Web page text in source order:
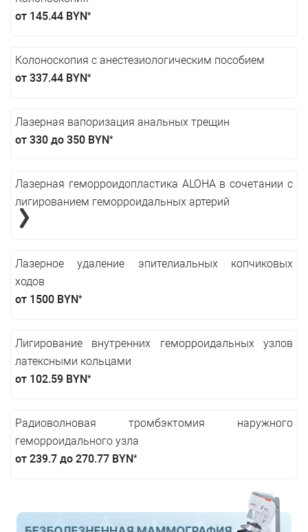
от 145.44 BYN*
Колоноскопия с анестезиологическим пособием
от 337.44 BYN*
Лазерная вапоризация анальных трещин
от 330 до 350 BYN*
Лазерная геморроидопластика ALOHA в сочетании с
лигированием геморроидальных артерий
Лазерное удаление эпителиальных копчиковых
ходов
от 1500 BYN*
Лигирование внутренних геморроидальных узлов
латексными кольцами
от 102.59 BYN*
Радиоволновая тромбэктомия наружного
геморроидального узла
от 239.7 до 270.77 BYN*